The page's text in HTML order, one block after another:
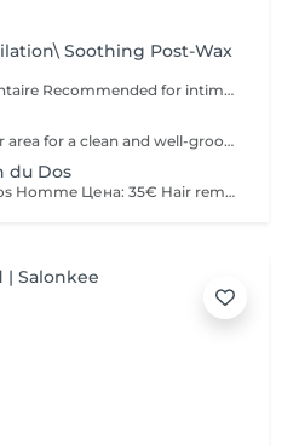
Soothing Post-Wax
add-on / service complémentaire Recommended for intimate areas, underarms and sensitive skin. * Recommandé pour le maillot, les aisselles et les peaux sensibles. Service complémentaire à ajouter après une épilation à la cire. Idéal pour les peaux sensibles ou sujettes aux rougeurs. Application d'un masque apaisant et d'une poudre anti-stress pour calmer la peau, réduire l'inconfort et laisser la peau douce et protégée Add-on service after waxing. Ideal for sensitive skin or skin prone to redness and irritation. Includes the application of a soothing mask and anti-stress powder to calm the skin, reduce discomfort, and leave it soft and protected.
Hair removal of the shoulder area for a clean and well-groomed appearance. Épilation des épaules pour un résultat propre et soigné.
du Dos
Half Back Waxing / Demi-Dos Homme Цена: 35€ Hair removal of the upper or lower back for a clean and well-groomed appearance. Épilation du haut ou du bas du dos pour un résultat propre et soigné. Full Back Waxing / Dos Complet Homme Цена: 58€ Hair removal of the entire back, including upper and lower back, for smooth and long-lasting results. Épilation complète du dos, incluant le haut et le bas du dos, pour un résultat lisse et durable.